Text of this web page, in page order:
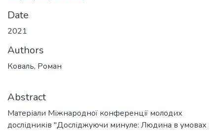
Date
2021
Authors
Коваль, Роман
Abstract
Матеріали Міжнародної конференції молодих
дослідників "Досліджуючи минуле: Людина в умовах